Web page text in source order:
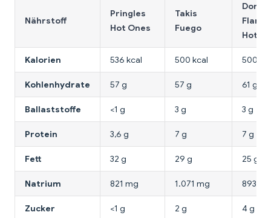
Nährstoff
Pringles
Hot Ones
Takis
Fuego
Hot
Kalorien 536 kcal 500 kcal 500
Kohlenhydrate 57 g 57 g 61 g
Ballaststoffe <1 g 3 g 3 g
Protein 3,6 g 7 g 7 g
Fett 32 g 29 g 25 g
Natrium 821 mg 1.071 mg 893 mg
Zucker <1 g 2 g 4 g